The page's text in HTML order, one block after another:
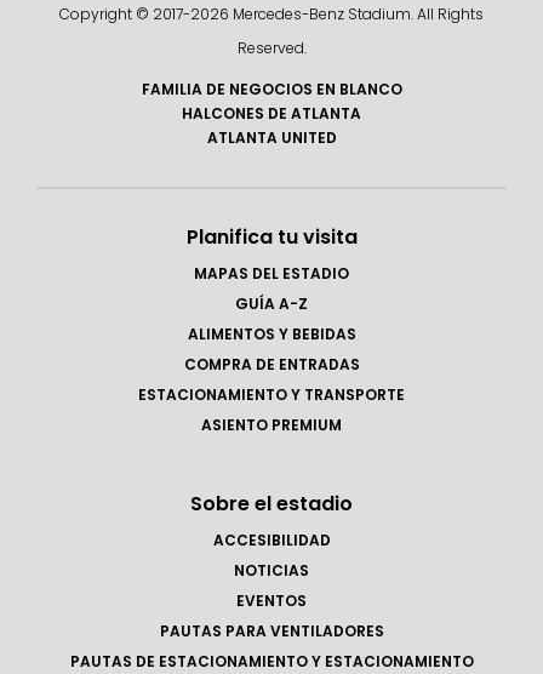
Copyright © 2017-2026 Mercedes-Benz Stadium. All Rights
Reserved.
FAMILIA DE NEGOCIOS EN BLANCO
HALCONES DE ATLANTA
ATLANTA UNITED
Planifica tu visita
MAPAS DEL ESTADIO
GUÍA A-Z
ALIMENTOS Y BEBIDAS
COMPRA DE ENTRADAS
ESTACIONAMIENTO Y TRANSPORTE
ASIENTO PREMIUM
Sobre el estadio
ACCESIBILIDAD
NOTICIAS
EVENTOS
PAUTAS PARA VENTILADORES
PAUTAS DE ESTACIONAMIENTO Y ESTACIONAMIENTO